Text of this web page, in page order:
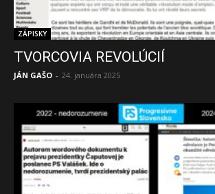
ZÁPISKY
TVORCOVIA REVOLÚCIÍ
JÁN GAŠO - 24. januára 2025